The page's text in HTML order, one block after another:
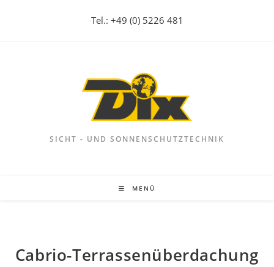
Tel.: +49 (0) 5226 481
SICHT - UND SONNENSCHUTZTECHNIK
MENÜ
Cabrio-Terrassenüberdachung